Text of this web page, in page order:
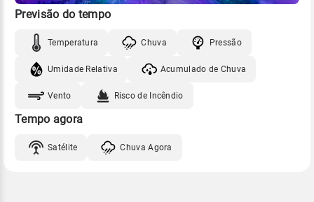
Previsão do tempo
Temperatura Chuva Pressão
Umidade Relativa Acumulado de Chuva
Vento Risco de Incêndio
Tempo agora
Satélite Chuva Agora